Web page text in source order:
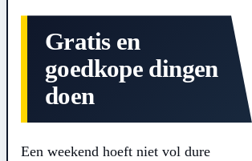
Gratis en
goedkope dingen
doen
Een weekend hoeft niet vol dure